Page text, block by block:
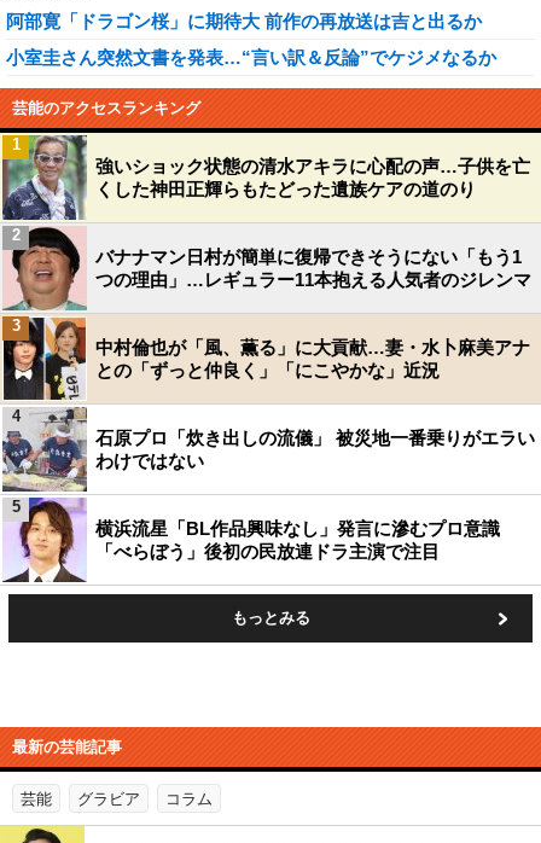
阿部寛「ドラゴン桜」に期待大 前作の再放送は吉と出るか
小室圭さん突然文書を発表…“言い訳＆反論”でケジメなるか
芸能のアクセスランキング
強いショック状態の清水アキラに心配の声…子供を亡
くした神田正輝らもたどった遺族ケアの道のり
1
バナナマン日村が簡単に復帰できそうにない「もう1
つの理由」…レギュラー11本抱える人気者のジレンマ
2
中村倫也が「風、薫る」に大貢献…妻・水卜麻美アナ
との「ずっと仲良く」「にこやかな」近況
3
石原プロ「炊き出しの流儀」 被災地一番乗りがエラい
わけではない
4
横浜流星「BL作品興味なし」発言に滲むプロ意識
「べらぼう」後初の民放連ドラ主演で注目
5
もっとみる
最新の芸能記事
芸能 グラビア コラム